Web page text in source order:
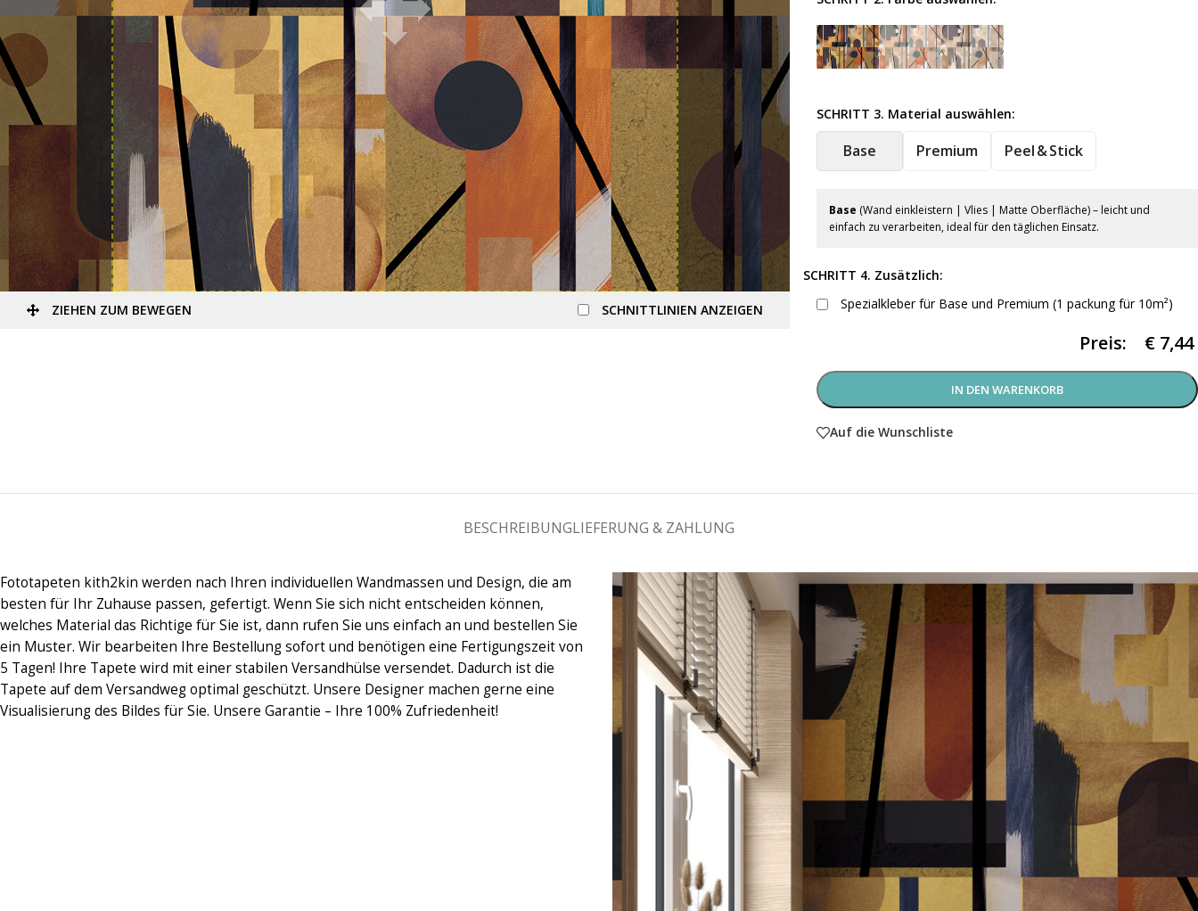
ZIEHEN ZUM BEWEGEN SCHNITTLINIEN ANZEIGEN
SCHRITT 3. Material auswählen:
Base Premium Peel & Stick
Base (Wand einkleistern | Vlies | Matte Oberfläche) – leicht und
einfach zu verarbeiten, ideal für den täglichen Einsatz.
SCHRITT 4. Zusätzlich:
Spezialkleber für Base und Premium (1 packung für 10m²)
Preis: € 7,44
IN DEN WARENKORB
Auf die Wunschliste
BESCHREIBUNGLIEFERUNG & ZAHLUNG
Fototapeten kith2kin werden nach Ihren individuellen Wandmassen und Design, die am
besten für Ihr Zuhause passen, gefertigt. Wenn Sie sich nicht entscheiden können,
welches Material das Richtige für Sie ist, dann rufen Sie uns einfach an und bestellen Sie
ein Muster. Wir bearbeiten Ihre Bestellung sofort und benötigen eine Fertigungszeit von
5 Tagen! Ihre Tapete wird mit einer stabilen Versandhülse versendet. Dadurch ist die
Tapete auf dem Versandweg optimal geschützt. Unsere Designer machen gerne eine
Visualisierung des Bildes für Sie. Unsere Garantie – Ihre 100% Zufriedenheit!